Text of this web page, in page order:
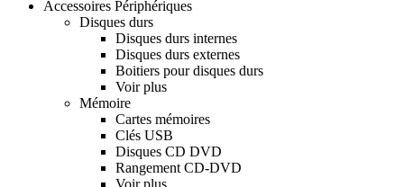
Accessoires Périphériques
Disques durs
Disques durs internes
Disques durs externes
Boitiers pour disques durs
Voir plus
Mémoire
Cartes mémoires
Clés USB
Disques CD DVD
Rangement CD-DVD
Voir plus